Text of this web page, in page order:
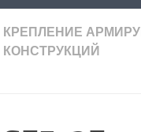
КРЕПЛЕНИЕ
КОНСТРУКЦИЙ